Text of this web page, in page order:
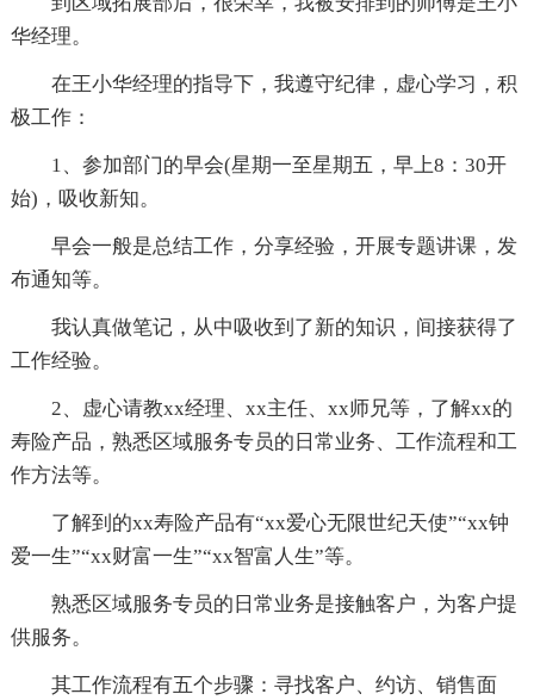
华经理。
在王小华经理的指导下，我遵守纪律，虚心学习，积
极工作：
1、参加部门的早会(星期一至星期五，早上8：30开
始)，吸收新知。
早会一般是总结工作，分享经验，开展专题讲课，发
布通知等。
我认真做笔记，从中吸收到了新的知识，间接获得了
工作经验。
2、虚心请教xx经理、xx主任、xx师兄等，了解xx的
寿险产品，熟悉区域服务专员的日常业务、工作流程和工
作方法等。
了解到的xx寿险产品有“xx爱心无限世纪天使”“xx钟
爱一生”“xx财富一生”“xx智富人生”等。
熟悉区域服务专员的日常业务是接触客户，为客户提
供服务。
其工作流程有五个步骤：寻找客户、约访、销售面